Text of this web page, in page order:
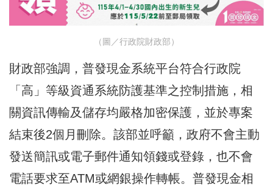
（圖／行政院財政部）
財政部強調，普發現金系統平台符合行政院
「高」等級資通系統防護基準之控制措施，相
關資訊傳輸及儲存均嚴格加密保護，並於專案
結束後2個月刪除。該部並呼籲，政府不會主動
發送簡訊或電子郵件通知領錢或登錄，也不會
電話要求至ATM或網銀操作轉帳。普發現金相